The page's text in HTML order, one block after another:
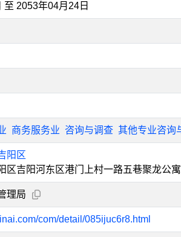
至 2053年04月24日
商务服务业 咨询与调查 其他专业咨询
阳区
区吉阳河东区港门上村一路五巷聚龙公
理局
com/detail/085ijuc6r8.html